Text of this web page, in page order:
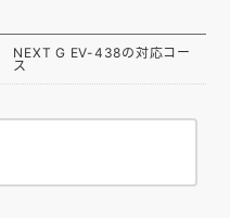
NEXT G EV-438の対応コー
ス